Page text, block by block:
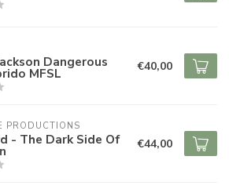
Dangerous
MFSL €40,00
PRODUCTIONS
- The Dark Side Of €44,00